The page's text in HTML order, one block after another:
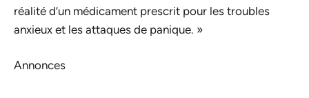
réalité d’un médicament prescrit pour les troubles
anxieux et les attaques de panique. »
Annonces